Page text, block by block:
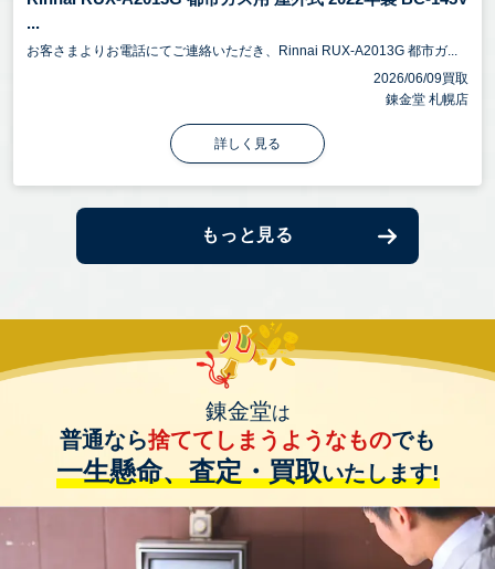
...
お客さまよりお電話にてご連絡いただき、Rinnai RUX-A2013G 都市ガ...
2026/06/09買取
錬金堂 札幌店
詳しく見る
もっと見る
錬金堂は
普通なら捨ててしまうようなものでも
一生懸命、査定・買取いたします!